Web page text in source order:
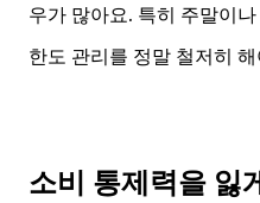
우가 많아요. 특히 주말이
한도 관리를 정말 철저히
소비 통제력을 잃